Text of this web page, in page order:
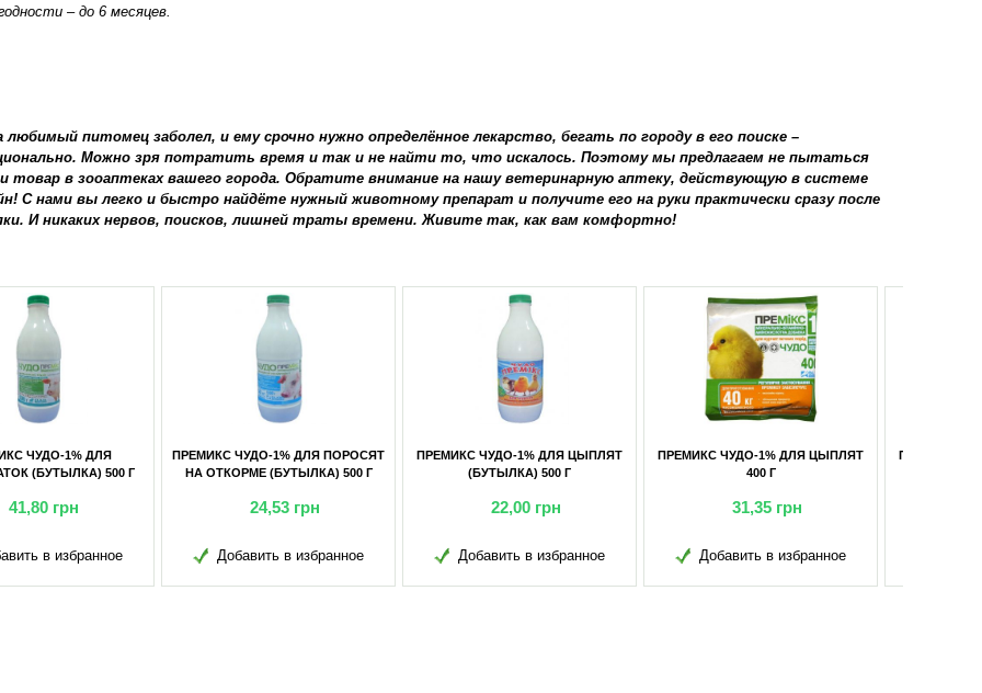
– до 6 месяцев.
любимый питомец заболел, и ему срочно нужно определённое лекарство, бегать по городу в его поиске –
Можно зря потратить время и так и не найти то, что искалось. Поэтому мы предлагаем не пытаться
товар в зооаптеках вашего города. Обратите внимание на нашу ветеринарную аптеку, действующую в системе
С нами вы легко и быстро найдёте нужный животному препарат и получите его на руки практически сразу после
И никаких нервов, поисков, лишней траты времени. Живите так, как вам комфортно!
ЧУДО-1% ДЛЯ ПОРОСЯТ
(БУТЫЛКА) 500 Г
24,53 грн
в избранное
ПРЕМИКС ЧУДО-1% ДЛЯ ЦЫПЛЯТ
(БУТЫЛКА) 500 Г
22,00 грн
Добавить в избранное
ПРЕМИКС ЧУДО-1% ДЛЯ ЦЫПЛЯТ
400 Г
31,35 грн
Добавить в избранное
ПРЕМИКС ЧУДО-1% ДЛЯ ЦЫПЛЯТ
200 Г
24,65 грн
Добавить в избранное